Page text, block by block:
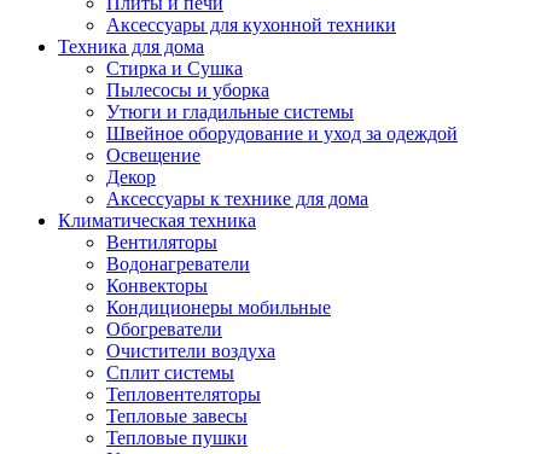
Аксессуары для кухонной техники
Техника для дома
Стирка и Сушка
Пылесосы и уборка
Утюги и гладильные системы
Швейное оборудование и уход за одеждой
Освещение
Декор
Аксессуары к технике для дома
Климатическая техника
Вентиляторы
Водонагреватели
Конвекторы
Кондиционеры мобильные
Обогреватели
Очистители воздуха
Сплит системы
Тепловентеляторы
Тепловые завесы
Тепловые пушки